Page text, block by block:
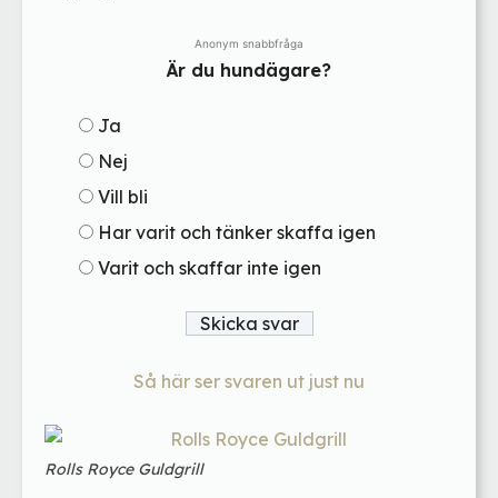
Anonym snabbfråga
Är du hundägare?
Ja
Nej
Vill bli
Har varit och tänker skaffa igen
Varit och skaffar inte igen
Så här ser svaren ut just nu
Rolls Royce Guldgrill